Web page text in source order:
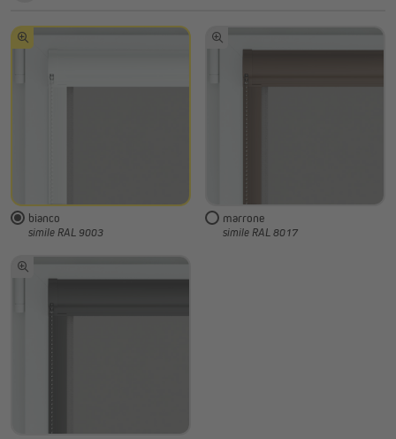
bianco
simile RAL 9003
marrone
simile RAL 8017